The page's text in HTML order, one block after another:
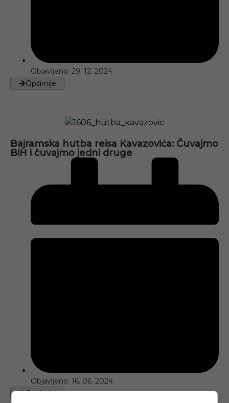
Objavljeno: 29. 12. 2024.
Opširnije
Bajramska hutba reisa Kavazovića: Čuvajmo
BiH i čuvajmo jedni druge
Objavljeno: 16. 06. 2024.
Opširnije